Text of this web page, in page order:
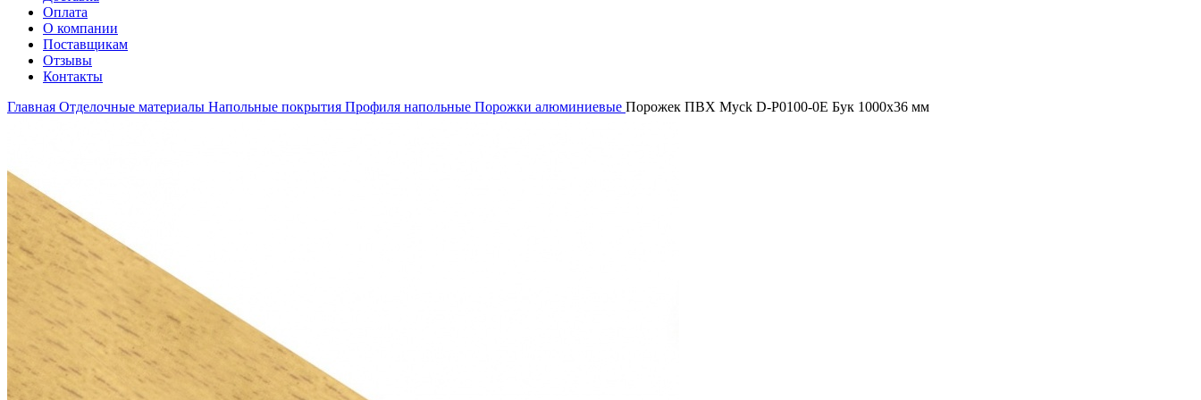
Оплата
О компании
Поставщикам
Отзывы
Контакты
Главная Отделочные материалы Напольные покрытия Профиля напольные Порожки алюминиевые Порожек ПВХ Myck D-P0100-0E Бук 1000х36 мм